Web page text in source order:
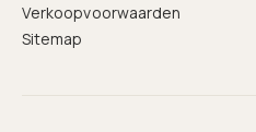
Verkoopvoorwaarden
Sitemap